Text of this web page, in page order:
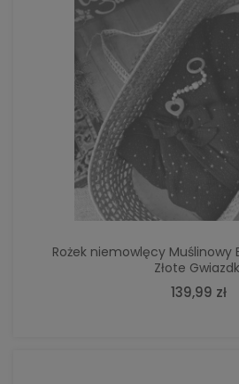
Rożek niemowlęcy Muślinowy
Złote
139,99 zł